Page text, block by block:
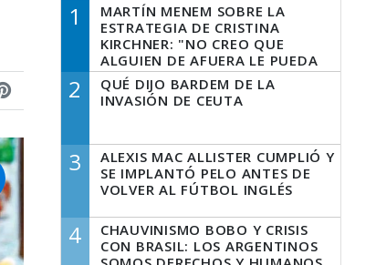
1
MARTÍN MENEM SOBRE LA
ESTRATEGIA DE CRISTINA
KIRCHNER: "NO CREO QUE
ALGUIEN DE AFUERA LE PUEDA
DECIR A LA JUSTICIA LO QUE
TIENE QUE HACER"
2
QUÉ DIJO BARDEM DE LA
INVASIÓN DE CEUTA
3
ALEXIS MAC ALLISTER CUMPLIÓ Y
SE IMPLANTÓ PELO ANTES DE
VOLVER AL FÚTBOL INGLÉS
4
CHAUVINISMO BOBO Y CRISIS
CON BRASIL: LOS ARGENTINOS